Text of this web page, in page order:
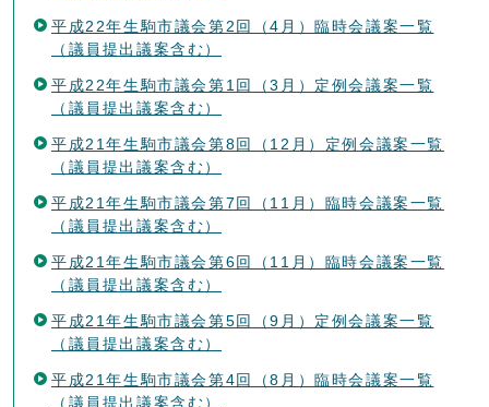
平成22年生駒市議会第2回（4月）臨時会議案一覧
（議員提出議案含む）
平成22年生駒市議会第1回（3月）定例会議案一覧
（議員提出議案含む）
平成21年生駒市議会第8回（12月）定例会議案一覧
（議員提出議案含む）
平成21年生駒市議会第7回（11月）臨時会議案一覧
（議員提出議案含む）
平成21年生駒市議会第6回（11月）臨時会議案一覧
（議員提出議案含む）
平成21年生駒市議会第5回（9月）定例会議案一覧
（議員提出議案含む）
平成21年生駒市議会第4回（8月）臨時会議案一覧
（議員提出議案含む）